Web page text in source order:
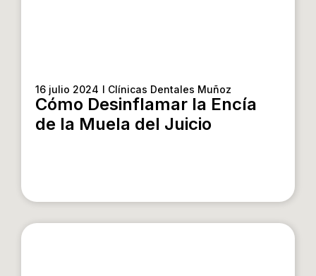
16 julio 2024 I Clínicas Dentales Muñoz
Cómo Desinflamar la Encía
de la Muela del Juicio